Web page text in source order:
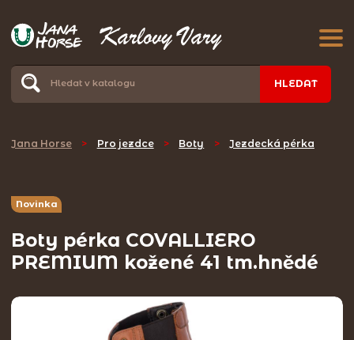
HLEDAT
Jana Horse > Pro jezdce > Boty > Jezdecká pérka
Novinka
Boty pérka COVALLIERO
PREMIUM kožené 41 tm.hnědé